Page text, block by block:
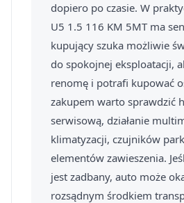
dopiero po czasie. W
U5 1.5 116 KM 5MT ma
kupujący szuka możliwie
do spokojnej eksploatacji,
renomę i potrafi kupować
zakupem warto sprawdzić
serwisową, działanie
klimatyzacji, czujników
elementów zawieszenia.
jest zadbany, auto może
rozsądnym środkiem